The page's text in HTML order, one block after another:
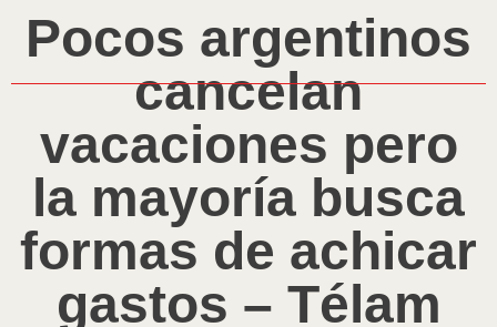
Pocos argentinos
cancelan
vacaciones pero
la mayoría busca
formas de achicar
gastos – Télam